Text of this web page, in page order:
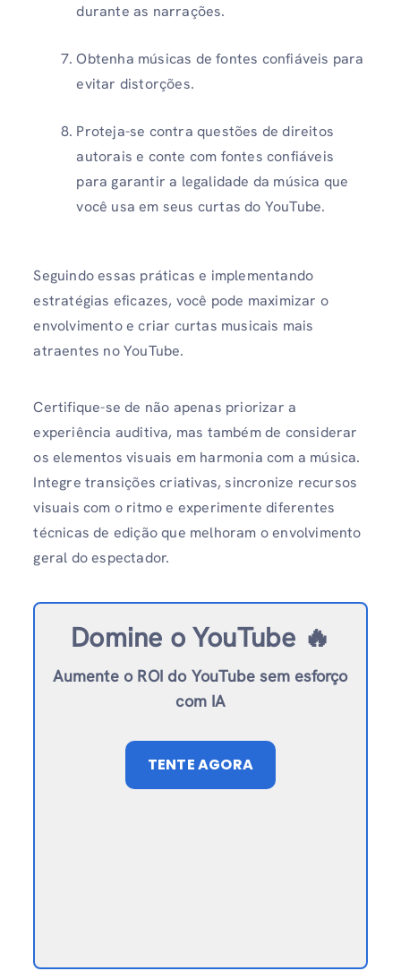
durante as narrações.
Obtenha músicas de fontes confiáveis ​​para
evitar distorções.
Proteja-se contra questões de direitos
autorais e conte com fontes confiáveis ​​
para garantir a legalidade da música que
você usa em seus curtas do YouTube.
Seguindo essas práticas e implementando
estratégias eficazes, você pode maximizar o
envolvimento e criar curtas musicais mais
atraentes no YouTube.
Certifique-se de não apenas priorizar a
experiência auditiva, mas também de considerar
os elementos visuais em harmonia com a música.
Integre transições criativas, sincronize recursos
visuais com o ritmo e experimente diferentes
técnicas de edição que melhoram o envolvimento
geral do espectador.
Domine o YouTube 🔥
Aumente o ROI do YouTube sem esforço
com IA
TENTE AGORA